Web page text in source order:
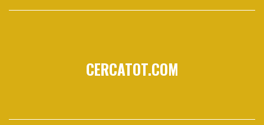
CERCATOT.COM